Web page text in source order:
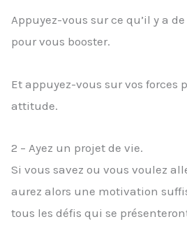
Appuyez-vous sur ce qu’il y a
pour vous booster.
Et appuyez-vous sur vos forces
attitude.
2 – Ayez un projet de vie.
Si vous savez ou vous voulez
aurez alors une motivation
tous les défis qui se